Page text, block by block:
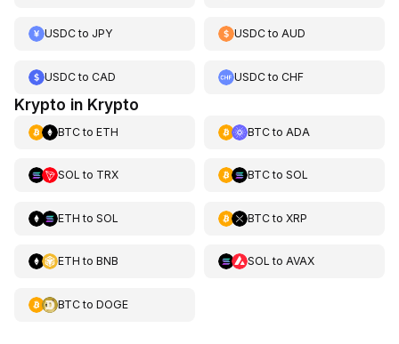
USDCto JPY USDCtoAUD
USDCto CAD USDCtoCHF
Krypto in Krypto
BTCto ETH BTCto ADA
SOL to TRX BTCto SOL
ETH to SOL BTCto XRP
ETH to BNB SOL to AVAX
BTCto DOGE